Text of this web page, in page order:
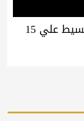
عرض لفترة محدودة مقدم 1.5% و تقسيط علي 15